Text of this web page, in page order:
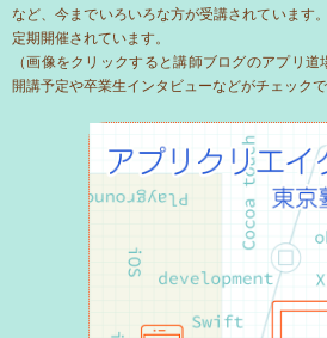
など、今までいろいろな方が受講されています
定期開催されています。
（画像をクリックすると講師ブログのアプリ
開講予定や卒業生インタビューなどがチェックで